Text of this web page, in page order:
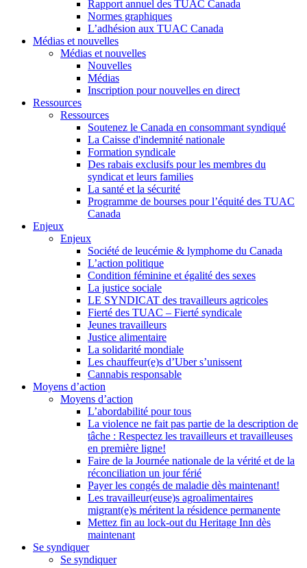
Rapport annuel des TUAC Canada
Normes graphiques
L’adhésion aux TUAC Canada
Médias et nouvelles
Médias et nouvelles
Nouvelles
Médias
Inscription pour nouvelles en direct
Ressources
Ressources
Soutenez le Canada en consommant syndiqué
La Caisse d'indemnité nationale
Formation syndicale
Des rabais exclusifs pour les membres du
syndicat et leurs families
La santé et la sécurité
Programme de bourses pour l’équité des TUAC
Canada
Enjeux
Enjeux
Société de leucémie & lymphome du Canada
L’action politique
Condition féminine et égalité des sexes
La justice sociale
LE SYNDICAT des travailleurs agricoles
Fierté des TUAC – Fierté syndicale
Jeunes travailleurs
Justice alimentaire
La solidarité mondiale
Les chauffeur(e)s d’Uber s’unissent
Cannabis responsable
Moyens d’action
Moyens d’action
L’abordabilité pour tous
La violence ne fait pas partie de la description de
tâche : Respectez les travailleurs et travailleuses
en première ligne!
Faire de la Journée nationale de la vérité et de la
réconciliation un jour férié
Payer les congés de maladie dès maintenant!
Les travailleur(euse)s agroalimentaires
migrant(e)s méritent la résidence permanente
Mettez fin au lock-out du Heritage Inn dès
maintenant
Se syndiquer
Se syndiquer